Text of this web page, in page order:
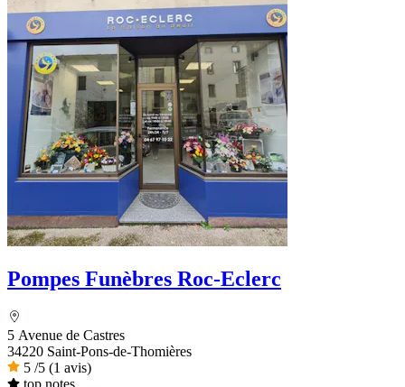
Pompes Funèbres Roc-Eclerc
5 Avenue de Castres
34220 Saint-Pons-de-Thomières
5 /5 (1 avis)